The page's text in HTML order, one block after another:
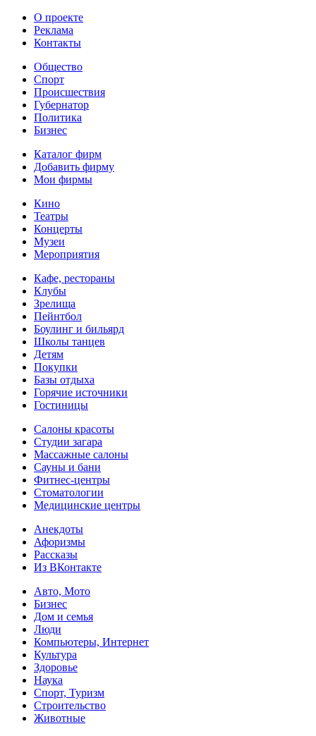
О проекте
Реклама
Контакты
Общество
Спорт
Происшествия
Губернатор
Политика
Бизнес
Каталог фирм
Добавить фирму
Мои фирмы
Кино
Театры
Концерты
Музеи
Мероприятия
Кафе, рестораны
Клубы
Зрелища
Пейнтбол
Боулинг и бильярд
Школы танцев
Детям
Покупки
Базы отдыха
Горячие источники
Гостиницы
Салоны красоты
Студии загара
Массажные салоны
Сауны и бани
Фитнес-центры
Стоматологии
Медицинские центры
Анекдоты
Афоризмы
Рассказы
Из ВКонтакте
Авто, Мото
Бизнес
Дом и семья
Люди
Компьютеры, Интернет
Культура
Здоровье
Наука
Спорт, Туризм
Строительство
Животные